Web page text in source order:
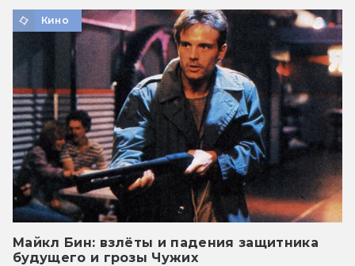
Кино
Майкл Бин: взлёты и падения защитника
будущего и грозы Чужих